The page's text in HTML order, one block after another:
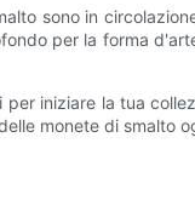
sono in
per la forma
iniziare la tua
monete di smalto